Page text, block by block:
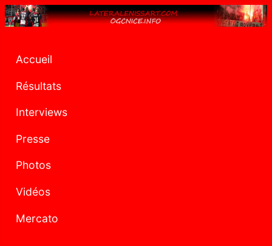
Accueil
Résultats
Interviews
Presse
Photos
Vidéos
Mercato